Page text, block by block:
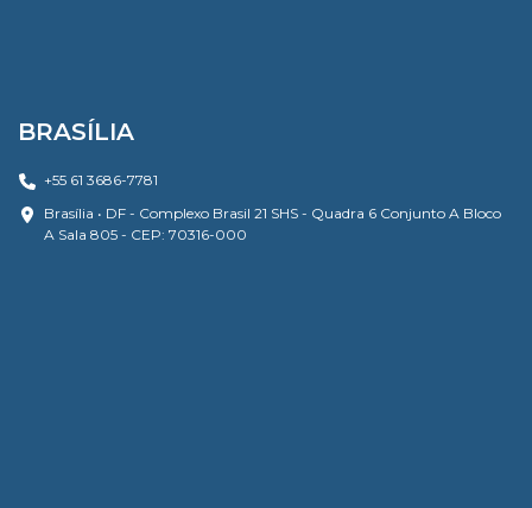
BRASÍLIA
+55 61 3686-7781
Brasília • DF - Complexo Brasil 21 SHS - Quadra 6 Conjunto A Bloco
A Sala 805 - CEP: 70316-000